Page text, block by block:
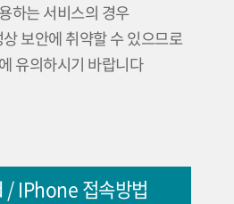
하는 서비스의 경우
보안에 취약할 수 있으므로
유의하시기 바랍니다
/ IPhone 접속방법